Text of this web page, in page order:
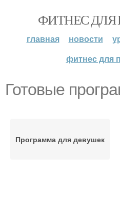
ФИТНЕС
главная новости
фитнес для
Готовые
Программа для девушек